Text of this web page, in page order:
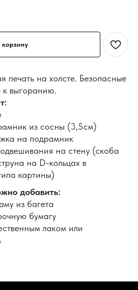
корзину
печать на холсте. Безопасные
к выгоранию.
из сосны (3,5см)
на подрамник
на стену (скоба
на D-кольцах в
картины)
добавить:
из багета
бумагу
лаком или